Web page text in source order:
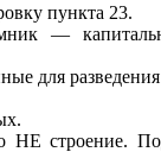
пункта 23.
—
для
НЕ строение.